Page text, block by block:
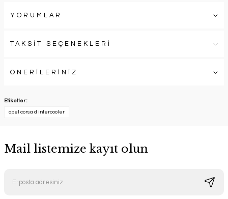
YORUMLAR
TAKSİT SEÇENEKLERİ
ÖNERİLERİNİZ
Etiketler :
opel corsa d intercooler
Mail listemize kayıt olun